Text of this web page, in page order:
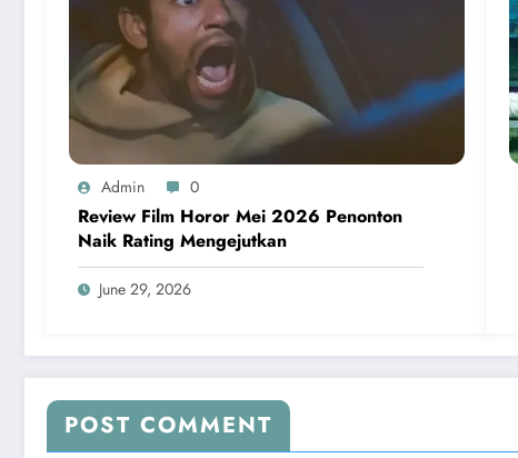
Admin 0
Review Film Horor Mei 2026 Penonton
Naik Rating Mengejutkan
June 29, 2026
POST COMMENT